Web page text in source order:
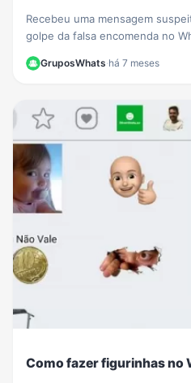
Recebeu uma mensagem
golpe da falsa encomenda no
dados de links maliciosos e
GruposWhats·há 7 meses
Como fazer figurinhas no